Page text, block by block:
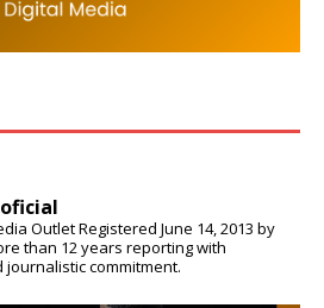
OutletRegistered June 14, 2013 by
than 12 years reporting with
commitment.